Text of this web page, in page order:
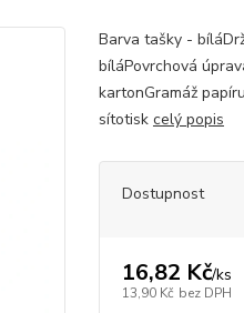
Barva tašky -
bíláPovrchová
kartonGramáž
sítotisk celý popis
Dostupnost
16,82 Kč/ks
13,90 Kč bez DPH